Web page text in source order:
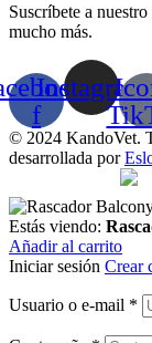
Suscríbete a
mucho más.
f
Instagram
© 2024 KandoVet.
desarrollada por
Estás viendo:
Añadir al carrito
Iniciar sesión Crear
Usuario o e-mail *